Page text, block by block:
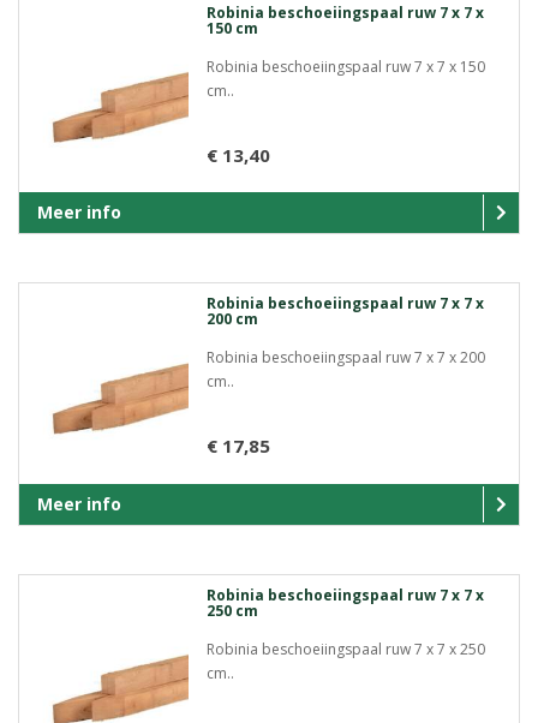
Robinia beschoeiingspaal ruw 7 x 7 x
150 cm
Robinia beschoeiingspaal ruw 7 x 7 x 150
cm..
€ 13,40
Meer info
Robinia beschoeiingspaal ruw 7 x 7 x
200 cm
Robinia beschoeiingspaal ruw 7 x 7 x 200
cm..
€ 17,85
Meer info
Robinia beschoeiingspaal ruw 7 x 7 x
250 cm
Robinia beschoeiingspaal ruw 7 x 7 x 250
cm..